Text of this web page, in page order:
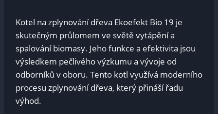
Kotel na zplynování dřeva Ekoefekt Bio 19 je
skutečným průlomem ve světě vytápění a
spalování biomasy. Jeho funkce a efektivita jsou
výsledkem pečlivého výzkumu a vývoje od
odborníků v oboru. Tento kotl využívá moderního
procesu zplynování dřeva, který přináší řadu
výhod.